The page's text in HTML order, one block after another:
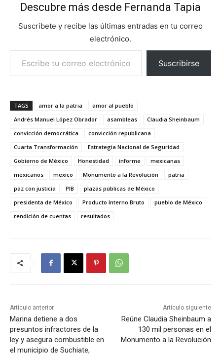
Descubre más desde Fernanda Tapia
Suscríbete y recibe las últimas entradas en tu correo
electrónico.
Escribe tu correo electrónico…
Suscribirse
TAGS amor a la patria
amor al pueblo
Andrés Manuel López Obrador
asambleas
Claudia Sheinbaum
convicción democrática
convicción republicana
Cuarta Transformación
Estrategia Nacional de Seguridad
Gobierno de México
Honestidad informe
mexicanas
mexicanos
mexico Monumento a la Revolución
patria
paz con justicia
PIB
plazas públicas de México
presidenta de México
Producto Interno Bruto
pueblo de México
rendición de cuentas
resultados
Artículo anterior
Marina detiene a dos
presuntos infractores de la
ley y asegura combustible en
el municipio de Suchiate,
Artículo siguiente
Reúne Claudia Sheinbaum a
130 mil personas en el
Monumento a la Revolución